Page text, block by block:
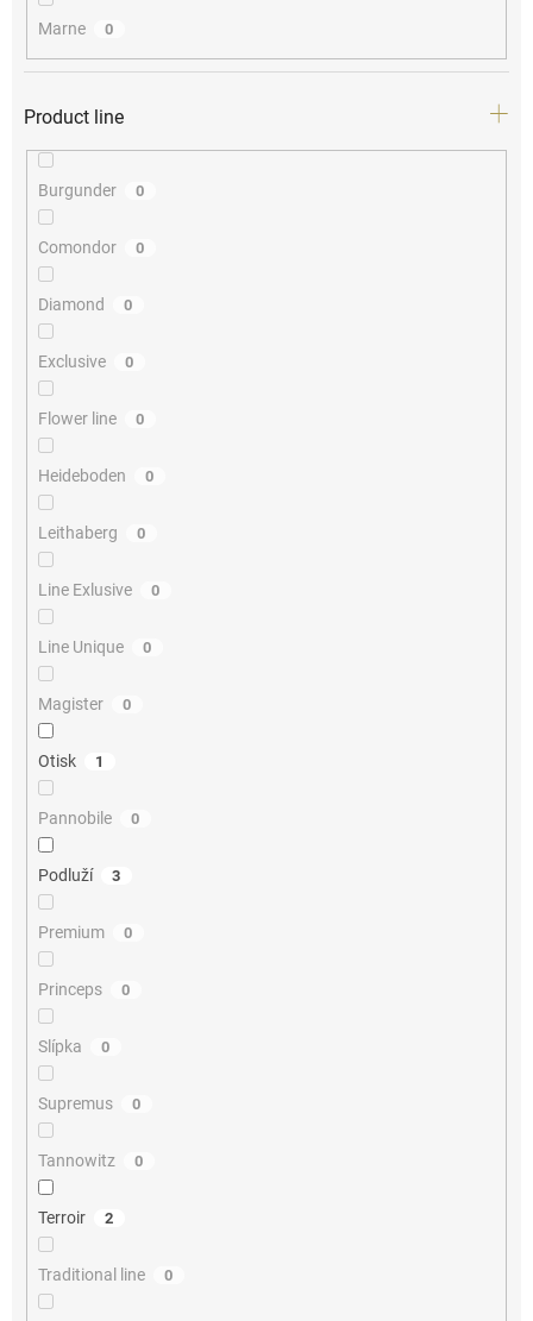
Marne 0
Product line
Burgunder 0
Comondor 0
Diamond 0
Exclusive 0
Flower line 0
Heideboden 0
Leithaberg 0
Line Exlusive 0
Line Unique 0
Magister 0
Otisk 1
Pannobile 0
Podluží 3
Premium 0
Princeps 0
Slípka 0
Supremus 0
Tannowitz 0
Terroir 2
Traditional line 0